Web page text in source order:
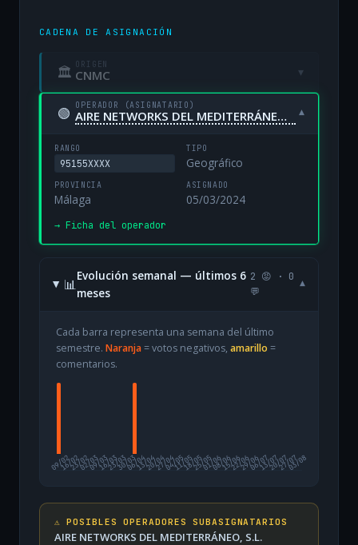
CADENA DE ASIGNACIÓN
🏛 ORIGEN
CNMC ▾
🟢 OPERADOR (ASIGNATARIO)
AIRE NETWORKS DEL MEDITERRÁNEO, S.L. UNIPERSONAL ▾
RANGO
95155XXXX
TIPO
Geográfico
PROVINCIA
Málaga
ASIGNADO
05/03/2024
→ Ficha del operador
📊
Evolución semanal — últimos 6
meses
2 😡 · 0
💬
▾
Cada barra representa una semana del último
semestre. Naranja= votos negativos, amarillo =
comentarios.
09/02
16/0223/0202/0309/0316/0323/0330/0306/0413/0420/0427/0404/0511/0518/0525/0501/0608/0615/0622/0629/0606/0713/0720/0727/07
03/08
⚠️ POSIBLES OPERADORES SUBASIGNATARIOS
AIRE NETWORKS DEL MEDITERRÁNEO, S.L.